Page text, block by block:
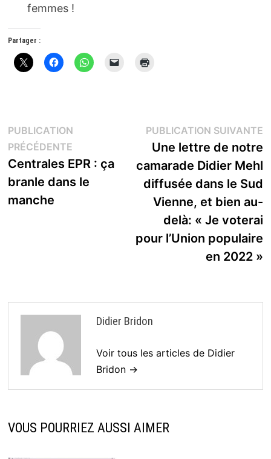
femmes !
Partager :
Navigation
de
l’article
PUBLICATION
PRÉCÉDENTEPublication
précédente :
Centrales EPR : ça
branle dans le
manche
PUBLICATION SUIVANTE
Une lettre de notre
camarade Didier Mehl
diffusée dans le Sud
Vienne, et bien au-
delà: « Je voterai
pour l’Union populaire
en 2022 »
Didier Bridon
Voir tous les articles de Didier
Bridon →
VOUS POURRIEZ AUSSI AIMER